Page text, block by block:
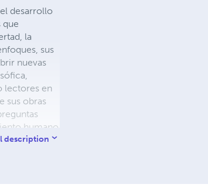
desarrollo
que
la
sus
nuevas
lectores en
sus obras
humano
description